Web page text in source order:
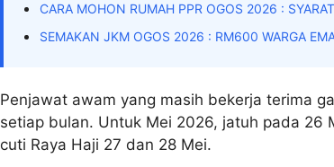
CARA MOHON RUMAH PPR OGOS 2026 :
SEMAKAN JKM OGOS 2026 : RM600 WARGA
Penjawat awam yang masih bekerja terima
setiap bulan. Untuk Mei 2026, jatuh pada 26
cuti Raya Haji 27 dan 28 Mei.